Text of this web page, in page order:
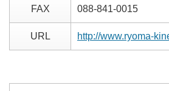
FAX 088-841-0015
URL http://www.ryoma-